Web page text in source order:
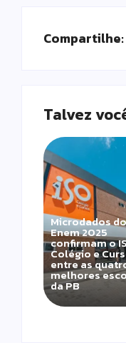
Compartilhe:
Talvez
Microdados do
Enem 2025
confirmam o
Colégio e
entre as
melhores
da PB